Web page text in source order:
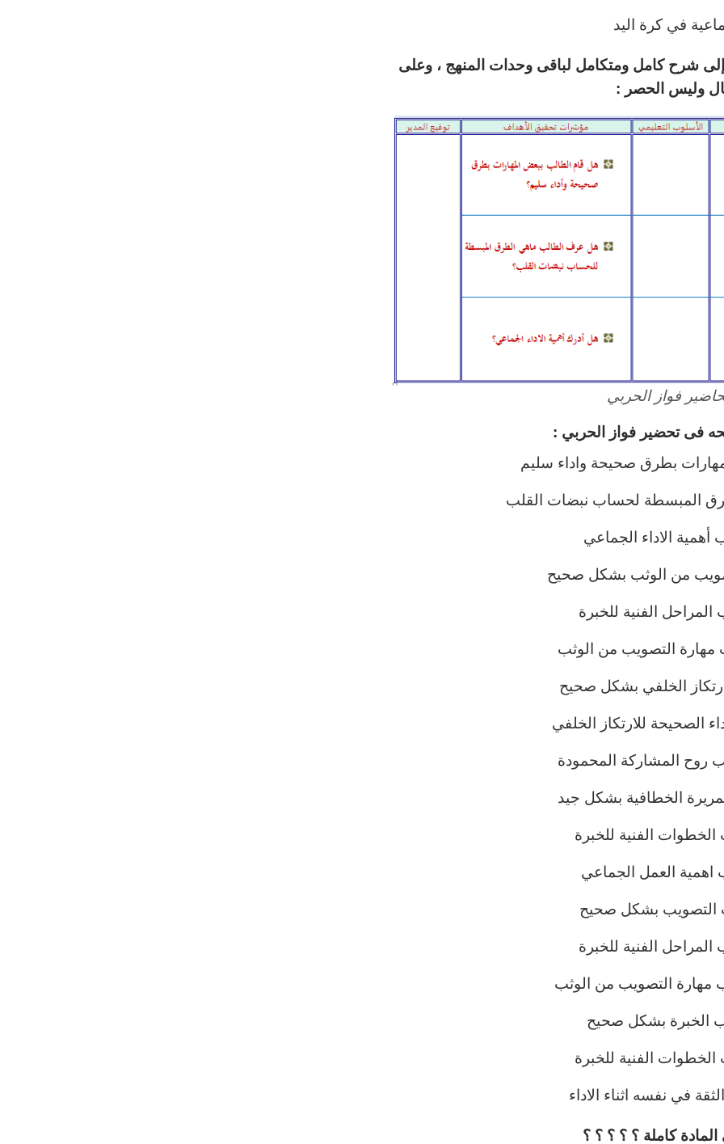
في كرة اليد
إلى شرح كامل ومتكامل لباقى وحدات المنهج ، وعلى
وليس الحصر :
فواز الحربي
فى تحضير فواز الحربي :
بطرق صحيحة واداء سليم
المبسطة لحساب نبضات القلب
أهمية الاداء الجماعي
من الوثب بشكل صحيح
الفنية للخبرة
مهارة التصويب من الوثب
الخلفي بشكل صحيح
الصحيحة للارتكاز الخلفي
روح المشاركة المحمودة
الخطافية بشكل جيد
الفنية للخبرة
اهمية العمل الجماعي
التصويب بشكل صحيح
الفنية للخبرة
مهارة التصويب من الوثب
الخبرة بشكل صحيح
الفنية للخبرة
في نفسه اثناء الاداء
كاملة ؟ ؟ ؟ ؟ ؟